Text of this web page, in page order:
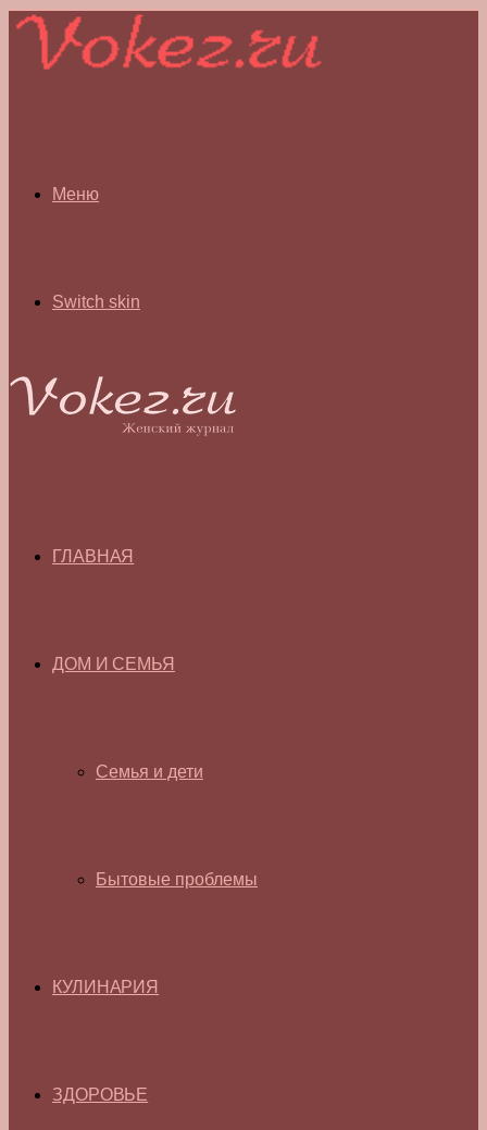
Меню
Switch skin
ГЛАВНАЯ
ДОМ И СЕМЬЯ
Семья и дети
Бытовые проблемы
КУЛИНАРИЯ
ЗДОРОВЬЕ